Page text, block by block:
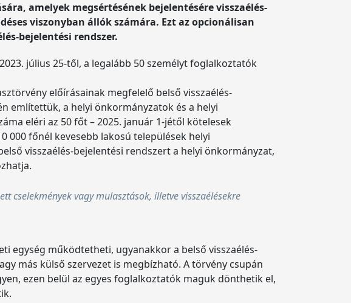
amelyek megsértésének bejelentésére visszaélés-
viszonyban állók számára. Ezt az opcionálisan
bejelentési rendszer.
július 25-től, a legalább 50 személyt foglalkoztatók
előírásainak megfelelő belső visszaélés-
említettük, a helyi önkormányzatok és a helyi
eléri az 50 főt – 2025. január 1-jétől kötelesek
000 főnél kevesebb lakosú települések helyi
visszaélés-bejelentési rendszert a helyi önkormányzat,
cselekmények vagy mulasztások, illetve visszaélésekre
egység működtetheti, ugyanakkor a belső visszaélés-
más külső szervezet is megbízható. A törvény csupán
ezen belül az egyes foglalkoztatók maguk dönthetik el,